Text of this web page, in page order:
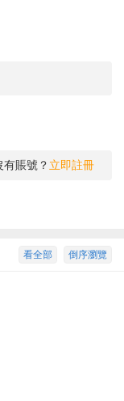
賬號？ 立即註冊
倒序瀏覽
看全部